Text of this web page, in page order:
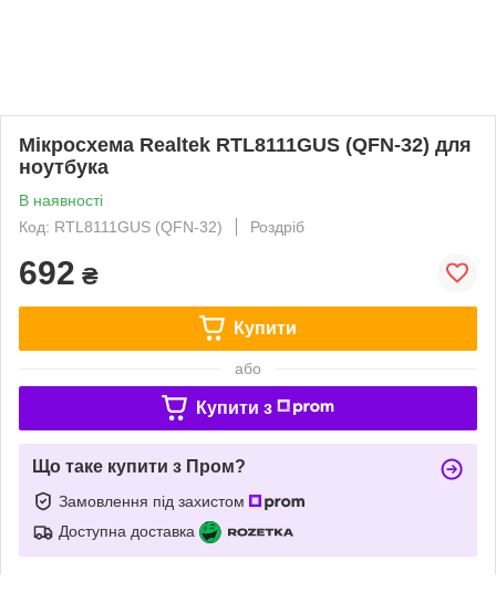
Мікросхема Realtek RTL8111GUS (QFN-32) для
ноутбука
В наявності
Код: RTL8111GUS (QFN-32)
Роздріб
692 ₴
Купити
або
Купити з
Що таке купити з Пром?
Замовлення під захистом
Доступна доставка